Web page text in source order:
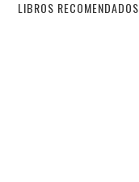
LIBROS RECOMENDADOS